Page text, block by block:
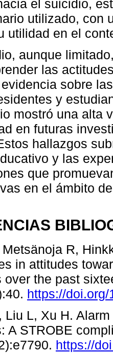
el suicidio,
utilizado, con
utilidad en el
aunque
las
sobre
y
mostró una alta
en futuras
hallazgos
y las
que
en el ámbito
Metsänoja R,
in attitudes
over the past
https://
Liu L, Xu H.
A STROBE
https://